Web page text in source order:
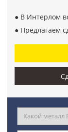
● В Интерлом
● Предлагаем